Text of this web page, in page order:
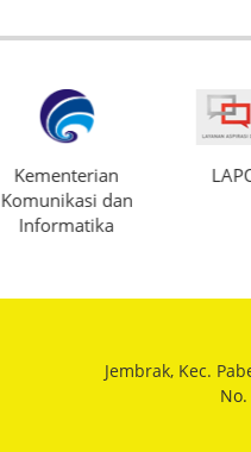
Kementerian
Komunikasi dan
Informatika
Jembrak, Kec.